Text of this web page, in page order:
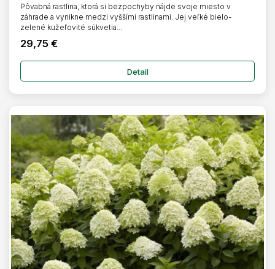
29,75 €
Detail
Pôvabná rastlina, ktorá si bezpochyby nájde svoje miesto v
záhrade a vynikne medzi vyššími rastlinami. Jej veľké bielo-
zelené kužeľovité súkvetia...